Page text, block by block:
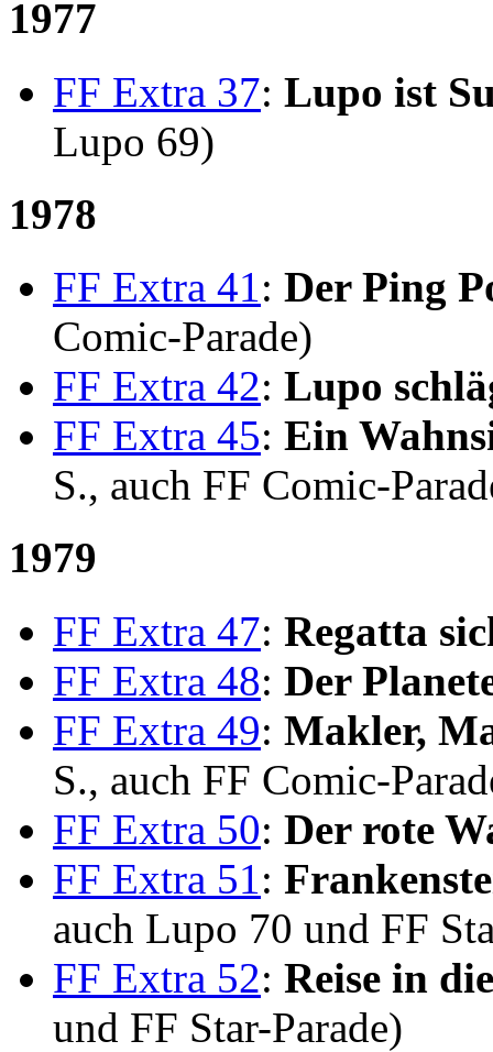
1977
FF Extra 37: Lupo ist
Lupo 69)
1978
FF Extra 41: Der Ping
Comic-Parade)
FF Extra 42: Lupo
FF Extra 45: Ein
S., auch FF Comic-
1979
FF Extra 47: Regatta
FF Extra 48: Der
FF Extra 49: Makler,
S., auch FF Comic-
FF Extra 50: Der rote
FF Extra 51:
auch Lupo 70 und FF
FF Extra 52: Reise in
und FF Star-Parade)